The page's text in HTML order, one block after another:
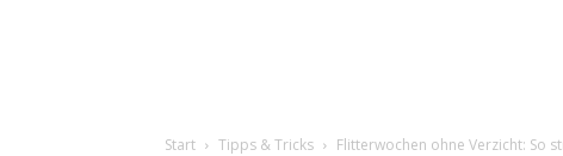
Start Tipps & Tricks Flitterwochen ohne Verzicht: So